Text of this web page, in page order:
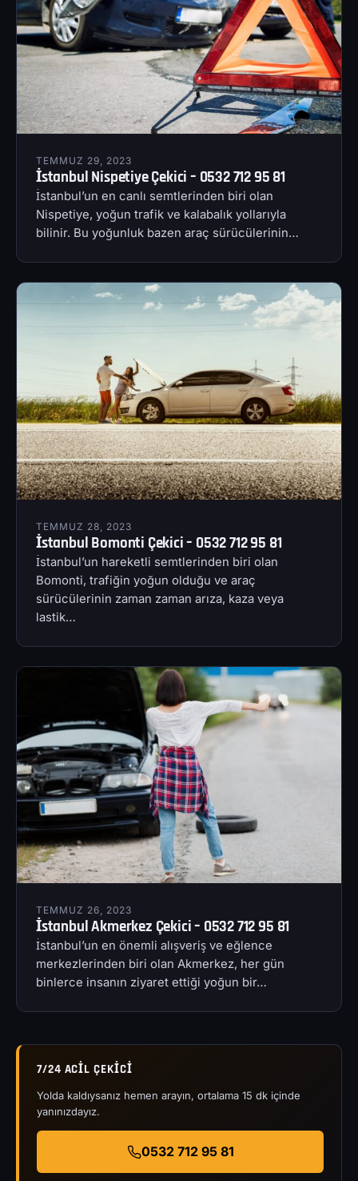
TEMMUZ 29, 2023
İstanbul Nispetiye Çekici – 0532 712 95 81
İstanbul’un en canlı semtlerinden biri olan
Nispetiye, yoğun trafik ve kalabalık yollarıyla
bilinir. Bu yoğunluk bazen araç sürücülerinin…
TEMMUZ 28, 2023
İstanbul Bomonti Çekici – 0532 712 95 81
İstanbul’un hareketli semtlerinden biri olan
Bomonti, trafiğin yoğun olduğu ve araç
sürücülerinin zaman zaman arıza, kaza veya
lastik…
TEMMUZ 26, 2023
İstanbul Akmerkez Çekici – 0532 712 95 81
İstanbul’un en önemli alışveriş ve eğlence
merkezlerinden biri olan Akmerkez, her gün
binlerce insanın ziyaret ettiği yoğun bir…
7/24 ACIL ÇEKICI
Yolda kaldıysanız hemen arayın, ortalama 15 dk içinde
yanınızdayız.
0532 712 95 81